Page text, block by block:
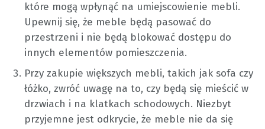
które mogą wpłynąć na umiejscowienie mebli.
Upewnij się, że meble będą pasować do
przestrzeni i nie będą blokować dostępu do
innych elementów pomieszczenia.
Przy zakupie większych mebli, takich jak sofa czy
łóżko, zwróć uwagę na to, czy będą się mieścić w
drzwiach i na klatkach schodowych. Niezbyt
przyjemne jest odkrycie, że meble nie da się